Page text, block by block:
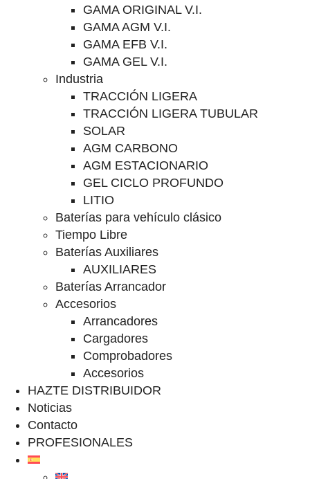
GAMA ORIGINAL V.I.
GAMA AGM V.I.
GAMA EFB V.I.
GAMA GEL V.I.
Industria
TRACCIÓN LIGERA
TRACCIÓN LIGERA TUBULAR
SOLAR
AGM CARBONO
AGM ESTACIONARIO
GEL CICLO PROFUNDO
LITIO
Baterías para vehículo clásico
Tiempo Libre
Baterías Auxiliares
AUXILIARES
Baterías Arrancador
Accesorios
Arrancadores
Cargadores
Comprobadores
Accesorios
HAZTE DISTRIBUIDOR
Noticias
Contacto
PROFESIONALES